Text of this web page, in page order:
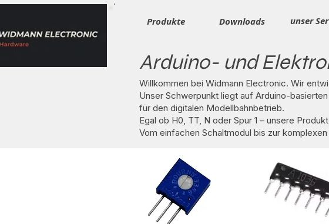
​Produkte Downloads unser
Arduino- und
Willkommen bei Widmann Electronic. Wir
Unser Schwerpunkt liegt auf Arduino-
für den digitalen Modellbahnbetrieb.
Egal ob H0, TT, N oder Spur 1 – unsere
Vom einfachen Schaltmodul bis zur